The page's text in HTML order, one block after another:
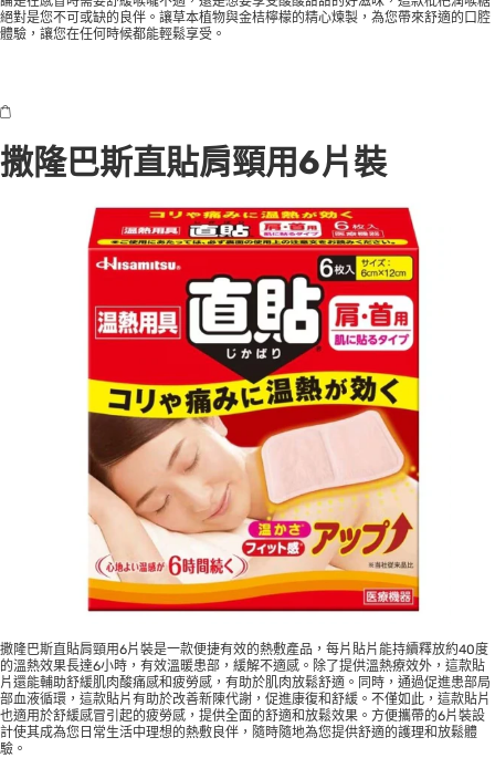
絕對是您不可或缺的良伴。讓草本植物與金桔檸檬的精心煉製，為您帶來舒適的口腔
體驗，讓您在任何時候都能輕鬆享受。
撒隆巴斯直貼肩頸用6片裝
撒隆巴斯直貼肩頸用6片裝是一款便捷有效的熱敷產品，每片貼片能持續釋放約40度
的溫熱效果長達6小時，有效溫暖患部，緩解不適感。除了提供溫熱療效外，這款貼
片還能輔助舒緩肌肉酸痛感和疲勞感，有助於肌肉放鬆舒適。同時，通過促進患部局
部血液循環，這款貼片有助於改善新陳代謝，促進康復和舒緩。不僅如此，這款貼片
也適用於舒緩感冒引起的疲勞感，提供全面的舒適和放鬆效果。方便攜帶的6片裝設
計使其成為您日常生活中理想的熱敷良伴，隨時隨地為您提供舒適的護理和放鬆體
驗。